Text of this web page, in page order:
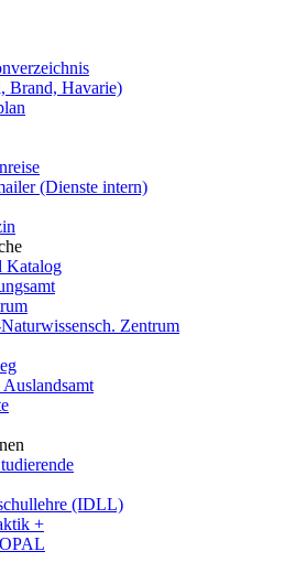
Brand, Havarie)
(Dienste intern)
Katalog
Zentrum
(IDLL)
+